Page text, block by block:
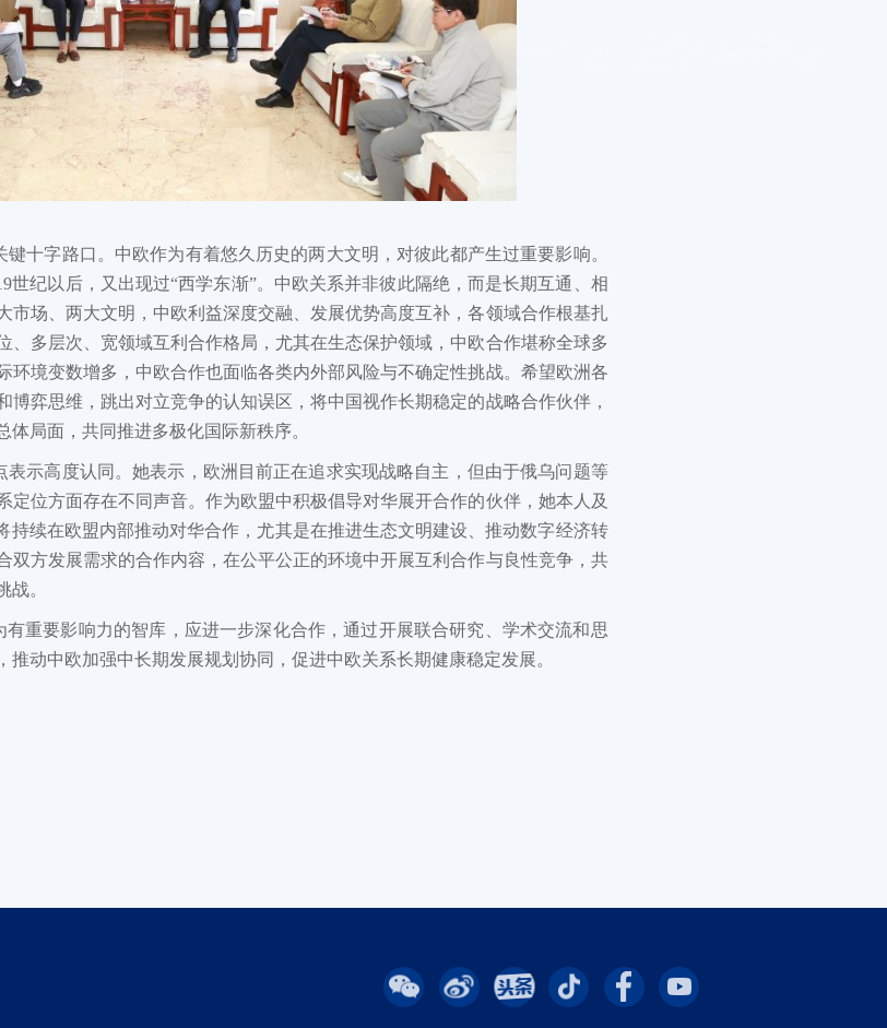
十字路口。中欧作为有着悠久历史的两大文明，对彼此都产生过重要影响。
世纪以后，又出现过“西学东渐”。中欧关系并非彼此隔绝，而是长期互通、相
市场、两大文明，中欧利益深度交融、发展优势高度互补，各领域合作根基扎
、多层次、宽领域互利合作格局，尤其在生态保护领域，中欧合作堪称全球多
环境变数增多，中欧合作也面临各类内外部风险与不确定性挑战。希望欧洲各
弈思维，跳出对立竞争的认知误区，将中国视作长期稳定的战略合作伙伴，
局面，共同推进多极化国际新秩序。
示高度认同。她表示，欧洲目前正在追求实现战略自主，但由于俄乌问题等
定位方面存在不同声音。作为欧盟中积极倡导对华展开合作的伙伴，她本人及
持续在欧盟内部推动对华合作，尤其是在推进生态文明建设、推动数字经济转
双方发展需求的合作内容，在公平公正的环境中开展互利合作与良性竞争，共
战。
有重要影响力的智库，应进一步深化合作，通过开展联合研究、学术交流和思
动中欧加强中长期发展规划协同，促进中欧关系长期健康稳定发展。